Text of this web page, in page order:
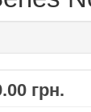
грн.